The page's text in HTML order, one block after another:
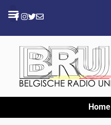
Home